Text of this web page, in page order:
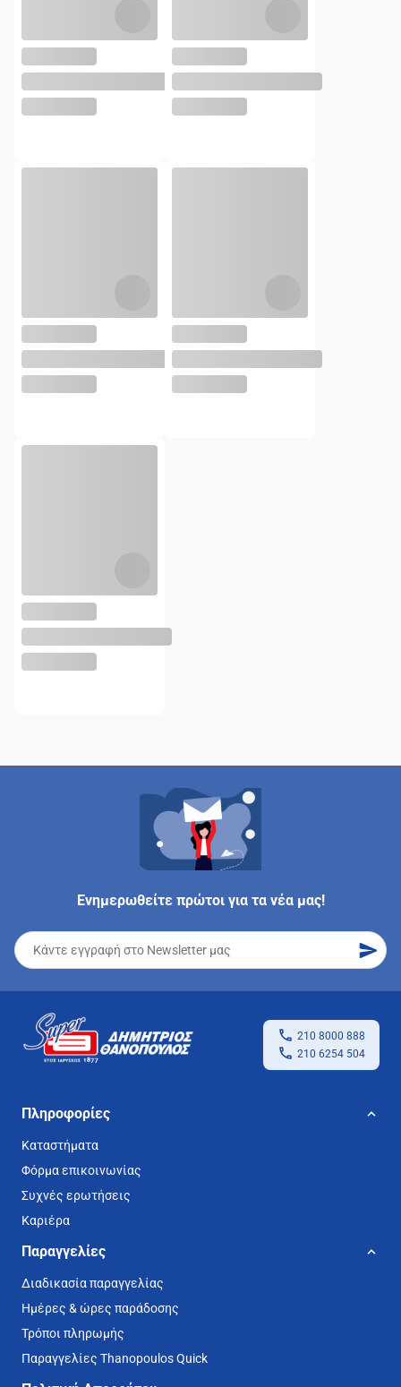
Ενημερωθείτε πρώτοι για τα νέα μας!
210 8000 888
210 6254 504
Πληροφορίες
Καταστήματα
Φόρμα επικοινωνίας
Συχνές ερωτήσεις
Καριέρα
Παραγγελίες
Διαδικασία παραγγελίας
Ημέρες & ώρες παράδοσης
Τρόποι πληρωμής
Παραγγελίες Thanopoulos Quick